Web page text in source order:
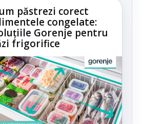
păstrezi corect
congelate:
Gorenje pentru
frigorifice